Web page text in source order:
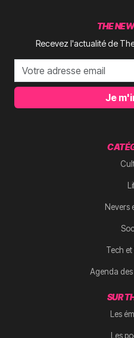
THE
Recevez l'actualité de
Je
Nevers
Tech et
Agenda
SUR
Les
Les